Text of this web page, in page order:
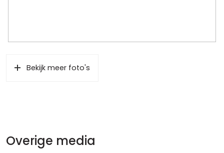
Bekijk meer foto's
Overige media